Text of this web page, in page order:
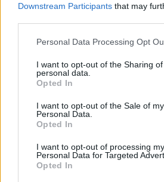
Downstream Participants that may
Please note that this website/app
not limited to your visit or usage
grant or deny consent to Google and
use your data for below specified
consent section.
Personal Data Processing Opt
I want to opt-out of the Sharing
personal data.
Opted In
I want to opt-out of the Sale of my
Personal Data.
Opted In
I want to opt-out of processing my
Personal Data for Targeted
Opted In
Μπατσί της Άνδρου, υπάρχει
Pomelo
ένα εστιατόριο είναι μια
έννοια του ελληνικού μεζέ,
παράδοση με μια πιο
ματιά.
Στεγασμένο σε ένα από τα πιο